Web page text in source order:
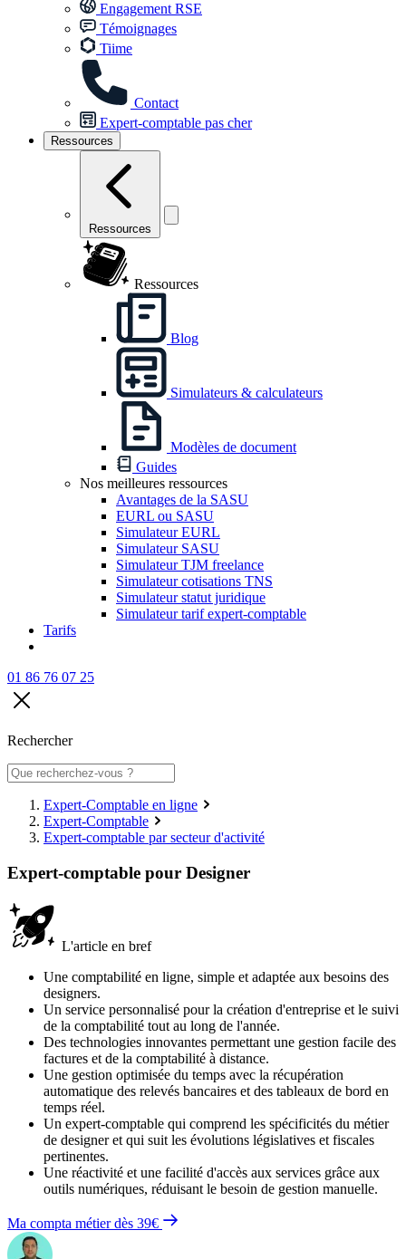
Engagement RSE
Témoignages
Tiime
Contact
Expert-comptable pas cher
Ressources
Ressources
Ressources
Blog
Simulateurs & calculateurs
Modèles de document
Guides
Nos meilleures ressources
Avantages de la SASU
EURL ou SASU
Simulateur EURL
Simulateur SASU
Simulateur TJM freelance
Simulateur cotisations TNS
Simulateur statut juridique
Simulateur tarif expert-comptable
Tarifs
01 86 76 07 25
Rechercher
Expert-Comptable en ligne
Expert-Comptable
Expert-comptable par secteur d'activité
Expert-comptable pour Designer
L'article en bref
Une comptabilité en ligne, simple et adaptée aux besoins des
designers.
Un service personnalisé pour la création d'entreprise et le suivi
de la comptabilité tout au long de l'année.
Des technologies innovantes permettant une gestion facile des
factures et de la comptabilité à distance.
Une gestion optimisée du temps avec la récupération
automatique des relevés bancaires et des tableaux de bord en
temps réel.
Un expert-comptable qui comprend les spécificités du métier
de designer et qui suit les évolutions législatives et fiscales
pertinentes.
Une réactivité et une facilité d'accès aux services grâce aux
outils numériques, réduisant le besoin de gestion manuelle.
Ma compta métier dès 39€